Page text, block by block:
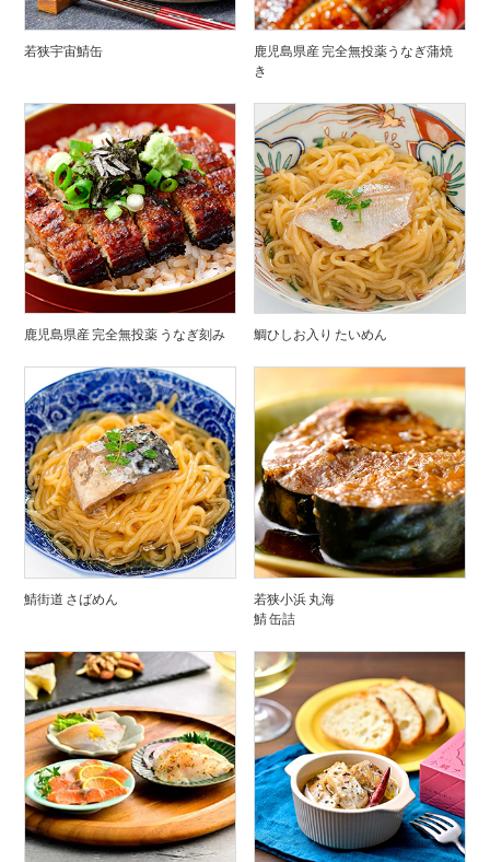
若狭宇宙鯖缶
鹿児島県産 完全無投薬うなぎ蒲焼
き
鹿児島県産 完全無投薬 うなぎ刻み 鯛ひしお入り たいめん
鯖街道 さばめん
若狭小浜 丸海
鯖 缶詰